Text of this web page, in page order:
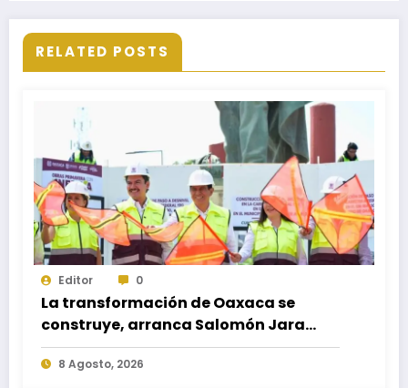
RELATED POSTS
Editor 0
La transformación de Oaxaca se
construye, arranca Salomón Jara
obra del paso a desnivel en la
carretera federal 190 kilómetro 184 +
8 Agosto, 2026